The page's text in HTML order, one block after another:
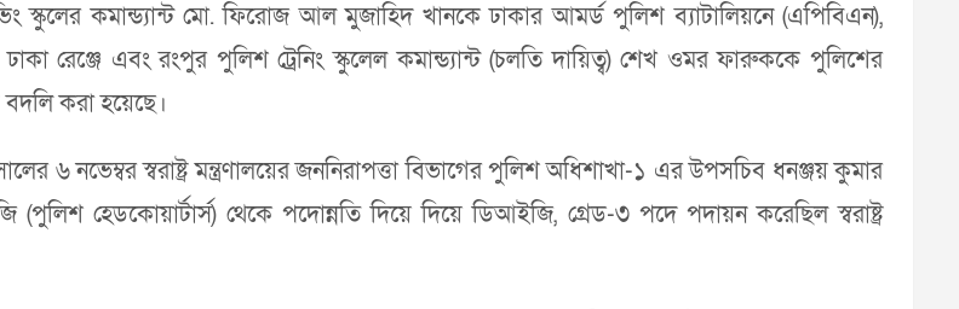
স্কুলের কমান্ড্যান্ট মো. ফিরোজ আল মুজাহিদ খানকে ঢাকার আমর্ড পুলিশ ব্যাটালিয়নে (এপিবিএন),
ঢাকা রেঞ্জে এবং রংপুর পুলিশ ট্রেনিং স্কুলেল কমান্ড্যান্ট (চলতি দায়িত্ব) শেখ ওমর ফারুককে পুলিশের
করা হয়েছে।
নভেম্বর স্বরাষ্ট্র মন্ত্রণালয়ের জননিরাপত্তা বিভাগের পুলিশ অধিশাখা-১ এর উপসচিব ধনঞ্জয় কুমার
(পুলিশ হেডকোয়ার্টার্স) থেকে পদোন্নতি দিয়ে দিয়ে ডিআইজি, গ্রেড-৩ পদে পদায়ন করেছিল স্বরাষ্ট্র